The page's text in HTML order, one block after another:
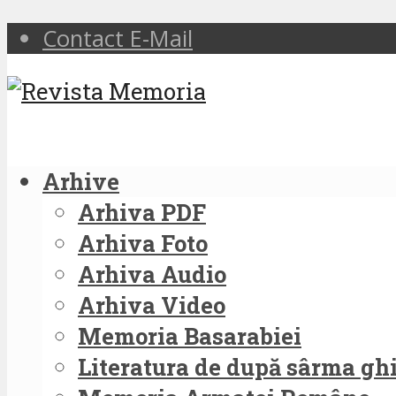
Contact E-Mail
Arhive
Arhiva PDF
Arhiva Foto
Arhiva Audio
Arhiva Video
Memoria Basarabiei
Literatura de după sârma